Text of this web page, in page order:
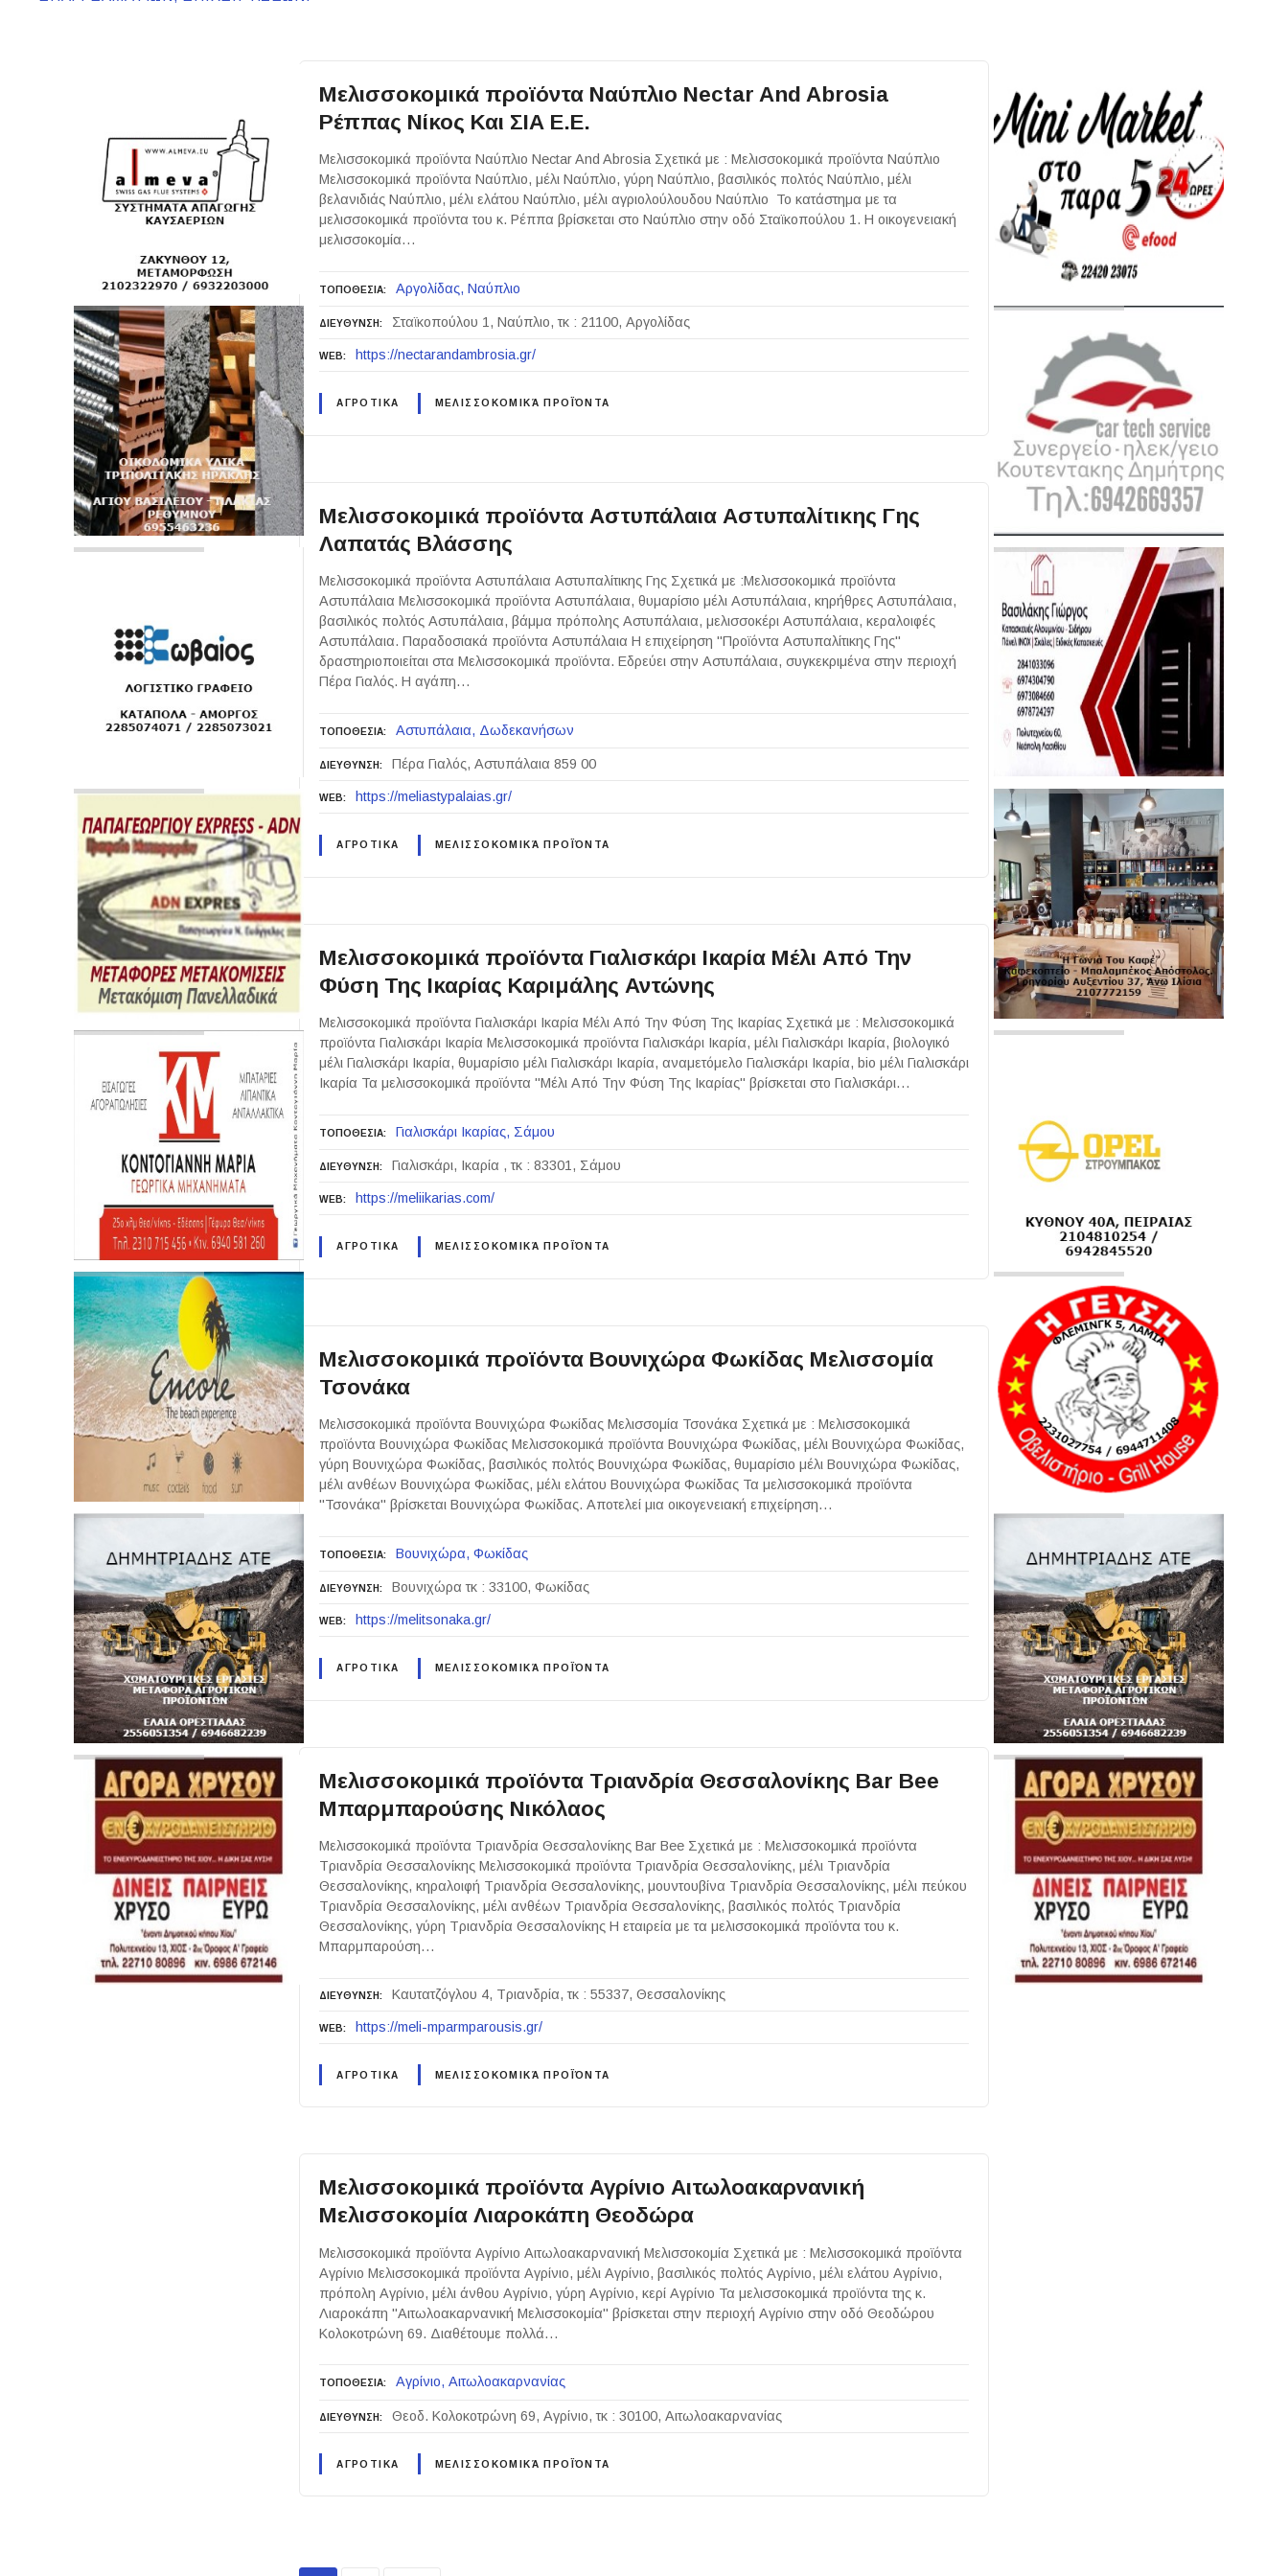
Μελισσοκομικά προϊόντα Ναύπλιο Nectar And Abrosia
Ρέππας Νίκος Και ΣΙΑ Ε.Ε.
Μελισσοκομικά προϊόντα Ναύπλιο Nectar And Abrosia Σχετικά με : Μελισσοκομικά προϊόντα Ναύπλιο
Μελισσοκομικά προϊόντα Ναύπλιο, μέλι Ναύπλιο, γύρη Ναύπλιο, βασιλικός πολτός Ναύπλιο, μέλι
βελανιδιάς Ναύπλιο, μέλι ελάτου Ναύπλιο, μέλι αγριολούλουδου Ναύπλιο Το κατάστημα με τα
μελισσοκομικά προϊόντα του κ. Ρέππα βρίσκεται στο Ναύπλιο στην οδό Σταϊκοπούλου 1. Η οικογενειακή
μελισσοκομία…
ΤΟΠΟΘΕΣΙΑ Αργολίδας Ναύπλιο
ΔΙΕΥΘΥΝΣΗ Σταϊκοπούλου 1, Ναύπλιο, τκ : 21100, Αργολίδας
WEB https://nectarandambrosia.gr/
ΑΓΡΟΤΙΚΑ ΜΕΛΙΣΣΟΚΟΜΙΚΆ ΠΡΟΪΌΝΤΑ
Μελισσοκομικά προϊόντα Αστυπάλαια Αστυπαλίτικης Γης
Λαπατάς Βλάσσης
Μελισσοκομικά προϊόντα Αστυπάλαια Αστυπαλίτικης Γης Σχετικά με :Μελισσοκομικά προϊόντα
Αστυπάλαια Μελισσοκομικά προϊόντα Αστυπάλαια, θυμαρίσιο μέλι Αστυπάλαια, κηρήθρες Αστυπάλαια,
βασιλικός πολτός Αστυπάλαια, βάμμα πρόπολης Αστυπάλαια, μελισσοκέρι Αστυπάλαια, κεραλοιφές
Αστυπάλαια. Παραδοσιακά προϊόντα Αστυπάλαια Η επιχείρηση "Προϊόντα Αστυπαλίτικης Γης"
δραστηριοποιείται στα Μελισσοκομικά προϊόντα. Εδρεύει στην Αστυπάλαια, συγκεκριμένα στην περιοχή
Πέρα Γιαλός. Η αγάπη…
ΤΟΠΟΘΕΣΙΑ Αστυπάλαια Δωδεκανήσων
ΔΙΕΥΘΥΝΣΗ Πέρα Γιαλός, Αστυπάλαια 859 00
WEB https://meliastypalaias.gr/
ΑΓΡΟΤΙΚΑ ΜΕΛΙΣΣΟΚΟΜΙΚΆ ΠΡΟΪΌΝΤΑ
Μελισσοκομικά προϊόντα Γιαλισκάρι Ικαρία Μέλι Από Την
Φύση Της Ικαρίας Καριμάλης Αντώνης
Μελισσοκομικά προϊόντα Γιαλισκάρι Ικαρία Μέλι Από Την Φύση Της Ικαρίας Σχετικά με : Μελισσοκομικά
προϊόντα Γιαλισκάρι Ικαρία Μελισσοκομικά προϊόντα Γιαλισκάρι Ικαρία, μέλι Γιαλισκάρι Ικαρία, βιολογικό
μέλι Γιαλισκάρι Ικαρία, θυμαρίσιο μέλι Γιαλισκάρι Ικαρία, αναμετόμελο Γιαλισκάρι Ικαρία, bio μέλι Γιαλισκάρι
Ικαρία Τα μελισσοκομικά προϊόντα "Μέλι Από Την Φύση Της Ικαρίας" βρίσκεται στο Γιαλισκάρι…
ΤΟΠΟΘΕΣΙΑ Γιαλισκάρι Ικαρίας Σάμου
ΔΙΕΥΘΥΝΣΗ Γιαλισκάρι, Ικαρία , τκ : 83301, Σάμου
WEB https://meliikarias.com/
ΑΓΡΟΤΙΚΑ ΜΕΛΙΣΣΟΚΟΜΙΚΆ ΠΡΟΪΌΝΤΑ
Μελισσοκομικά προϊόντα Βουνιχώρα Φωκίδας Μελισσομία
Τσονάκα
Μελισσοκομικά προϊόντα Βουνιχώρα Φωκίδας Μελισσομία Τσονάκα Σχετικά με : Μελισσοκομικά
προϊόντα Βουνιχώρα Φωκίδας Μελισσοκομικά προϊόντα Βουνιχώρα Φωκίδας, μέλι Βουνιχώρα Φωκίδας,
γύρη Βουνιχώρα Φωκίδας, βασιλικός πολτός Βουνιχώρα Φωκίδας, θυμαρίσιο μέλι Βουνιχώρα Φωκίδας,
μέλι ανθέων Βουνιχώρα Φωκίδας, μέλι ελάτου Βουνιχώρα Φωκίδας Τα μελισσοκομικά προϊόντα
"Τσονάκα" βρίσκεται Βουνιχώρα Φωκίδας. Αποτελεί μια οικογενειακή επιχείρηση…
ΤΟΠΟΘΕΣΙΑ Βουνιχώρα Φωκίδας
ΔΙΕΥΘΥΝΣΗ Βουνιχώρα τκ : 33100, Φωκίδας
WEB https://melitsonaka.gr/
ΑΓΡΟΤΙΚΑ ΜΕΛΙΣΣΟΚΟΜΙΚΆ ΠΡΟΪΌΝΤΑ
Μελισσοκομικά προϊόντα Τριανδρία Θεσσαλονίκης Bar Bee
Μπαρμπαρούσης Νικόλαος
Μελισσοκομικά προϊόντα Τριανδρία Θεσσαλονίκης Bar Bee Σχετικά με : Μελισσοκομικά προϊόντα
Τριανδρία Θεσσαλονίκης Μελισσοκομικά προϊόντα Τριανδρία Θεσσαλονίκης, μέλι Τριανδρία
Θεσσαλονίκης, κηραλοιφή Τριανδρία Θεσσαλονίκης, μουντουβίνα Τριανδρία Θεσσαλονίκης, μέλι πεύκου
Τριανδρία Θεσσαλονίκης, μέλι ανθέων Τριανδρία Θεσσαλονίκης, βασιλικός πολτός Τριανδρία
Θεσσαλονίκης, γύρη Τριανδρία Θεσσαλονίκης Η εταιρεία με τα μελισσοκομικά προϊόντα του κ.
Μπαρμπαρούση…
ΔΙΕΥΘΥΝΣΗ Καυτατζόγλου 4, Τριανδρία, τκ : 55337, Θεσσαλονίκης
WEB https://meli-mparmparousis.gr/
ΑΓΡΟΤΙΚΑ ΜΕΛΙΣΣΟΚΟΜΙΚΆ ΠΡΟΪΌΝΤΑ
Μελισσοκομικά προϊόντα Αγρίνιο Αιτωλοακαρνανική
Μελισσοκομία Λιαροκάπη Θεοδώρα
Μελισσοκομικά προϊόντα Αγρίνιο Αιτωλοακαρνανική Μελισσοκομία Σχετικά με : Μελισσοκομικά προϊόντα
Αγρίνιο Μελισσοκομικά προϊόντα Αγρίνιο, μέλι Αγρίνιο, βασιλικός πολτός Αγρίνιο, μέλι ελάτου Αγρίνιο,
πρόπολη Αγρίνιο, μέλι άνθου Αγρίνιο, γύρη Αγρίνιο, κερί Αγρίνιο Τα μελισσοκομικά προϊόντα της κ.
Λιαροκάπη "Αιτωλοακαρνανική Μελισσοκομία" βρίσκεται στην περιοχή Αγρίνιο στην οδό Θεοδώρου
Κολοκοτρώνη 69. Διαθέτουμε πολλά…
ΤΟΠΟΘΕΣΙΑ Αγρίνιο Αιτωλοακαρνανίας
ΔΙΕΥΘΥΝΣΗ Θεοδ. Κολοκοτρώνη 69, Αγρίνιο, τκ : 30100, Αιτωλοακαρνανίας
ΑΓΡΟΤΙΚΑ ΜΕΛΙΣΣΟΚΟΜΙΚΆ ΠΡΟΪΌΝΤΑ